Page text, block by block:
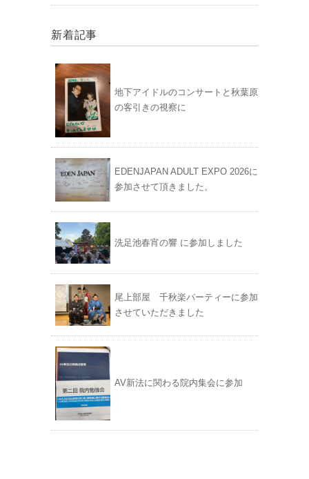
新着記事
地下アイドルのコンサートと秋葉原
の客引きの視察に
EDENJAPAN ADULT EXPO 2026に
参加させて頂きました。
洗足池春宵の響 に参加しました
尾上部屋 千秋楽パーティーに参加
させていただきました
AV新法に関わる院内集会に参加